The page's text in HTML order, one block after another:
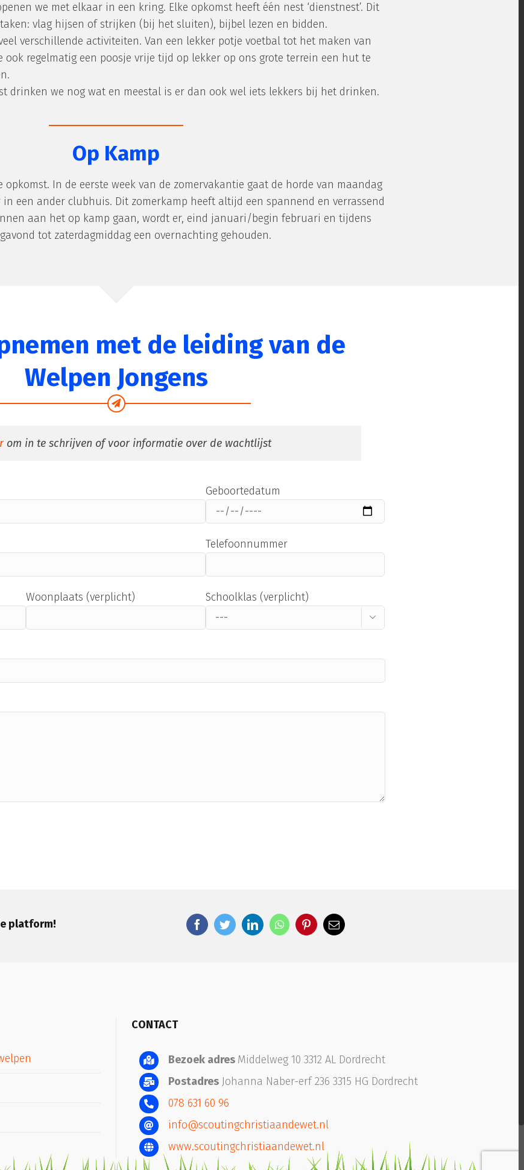
we met elkaar in een kring. Elke opkomst heeft één nest ‘dienstnest’. Dit
vlag hijsen of strijken (bij het sluiten), bijbel lezen en bidden.
verschillende activiteiten. Van een lekker potje voetbal tot het maken van
ook regelmatig een poosje vrije tijd op lekker op ons grote terrein een hut te
drinken we nog wat en meestal is er dan ook wel iets lekkers bij het drinken.
Op Kamp
opkomst. In de eerste week van de zomervakantie gaat de horde van maandag
een ander clubhuis. Dit zomerkamp heeft altijd een spannend en verrassend
aan het op kamp gaan, wordt er, eind januari/begin februari en tijdens
tot zaterdagmiddag een overnachting gehouden.
met de leiding van de
Welpen Jongens
om in te schrijven of voor informatie over de wachtlijst
Geboortedatum
Telefoonnummer
Woonplaats (verplicht) Schoolklas (verplicht)

platform!
CONTACT
Bezoek adres Middelweg 10 3312 AL Dordrecht
Postadres Johanna Naber-erf 236 3315 HG Dordrecht
078 631 60 96
info@scoutingchristiaandewet.nl
www.scoutingchristiaandewet.nl